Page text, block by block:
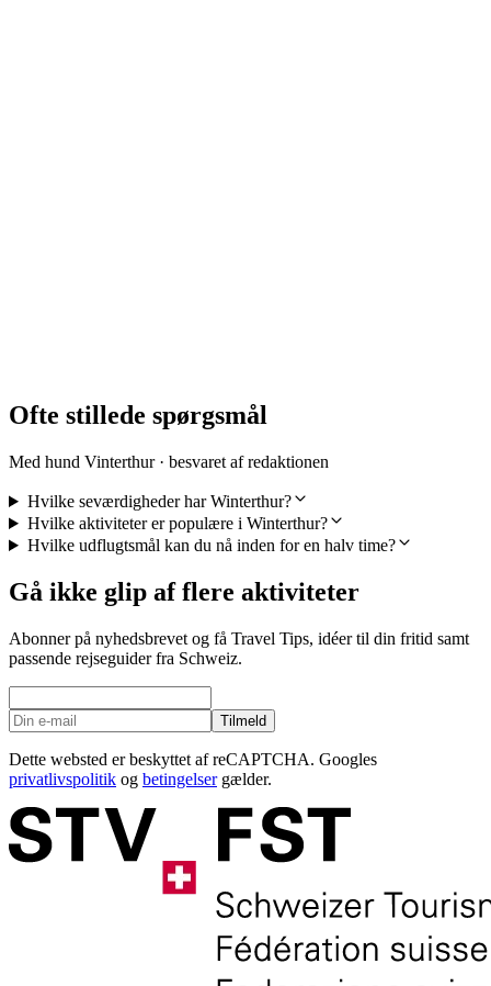
Ofte stillede spørgsmål
Med hund Vinterthur · besvaret af redaktionen
Hvilke seværdigheder har Winterthur?
Hvilke aktiviteter er populære i Winterthur?
Hvilke udflugtsmål kan du nå inden for en halv time?
Gå ikke glip af flere aktiviteter
Abonner på nyhedsbrevet og få Travel Tips, idéer til din fritid samt
passende rejseguider fra Schweiz.
Tilmeld
Dette websted er beskyttet af reCAPTCHA. Googles
privatlivspolitik og betingelsergælder.